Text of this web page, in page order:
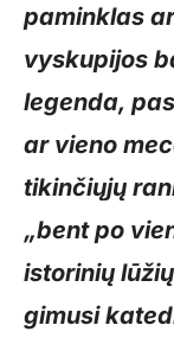
paminklas
vyskupijos
legenda,
ar vieno
tikinčiųjų
„bent po
istorinių
gimusi